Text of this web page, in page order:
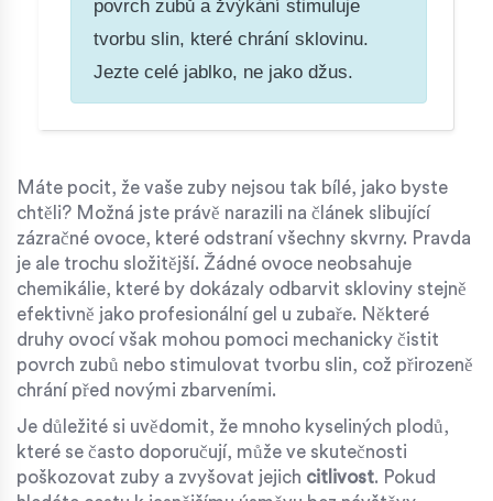
povrch zubů a žvýkání stimuluje
tvorbu slin, které chrání sklovinu.
Jezte celé jablko, ne jako džus.
Máte pocit, že vaše zuby nejsou tak bílé, jako byste
chtěli? Možná jste právě narazili na článek slibující
zázračné ovoce, které odstraní všechny skvrny. Pravda
je ale trochu složitější. Žádné ovoce neobsahuje
chemikálie, které by dokázaly odbarvit skloviny stejně
efektivně jako profesionální gel u zubaře. Některé
druhy ovocí však mohou pomoci mechanicky čistit
povrch zubů nebo stimulovat tvorbu slin, což přirozeně
chrání před novými zbarveními.
Je důležité si uvědomit, že mnoho kyseliných plodů,
které se často doporučují, může ve skutečnosti
poškozovat zuby a zvyšovat jejich citlivost. Pokud